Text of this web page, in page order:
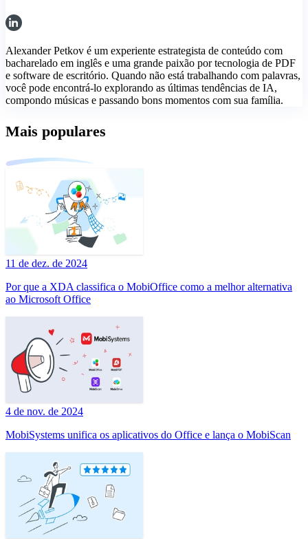
Alexander Petkov é um experiente estrategista de conteúdo com
bacharelado em inglês e uma grande paixão por tecnologia de PDF
e software de escritório. Quando não está trabalhando com palavras,
você pode encontrá-lo explorando as últimas tendências de IA,
compondo músicas e passando bons momentos com sua família.
Mais populares
11 de dez. de 2024
Por que a XDA classifica o MobiOffice como a melhor alternativa
ao Microsoft Office
4 de nov. de 2024
MobiSystems unifica os aplicativos do Office e lança o MobiScan